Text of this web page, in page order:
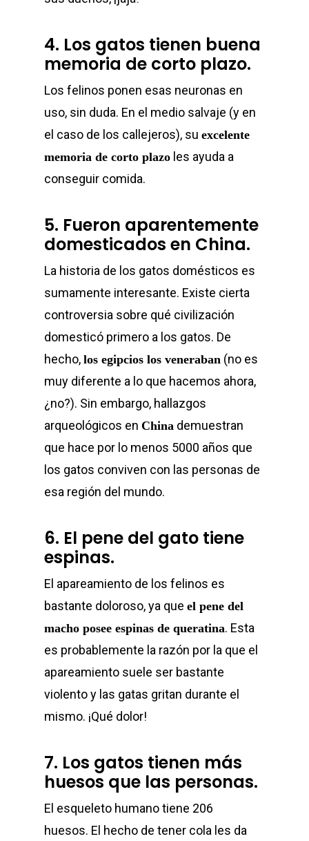
4. Los gatos tienen buena
memoria de corto plazo.
Los felinos ponen esas neuronas en
uso, sin duda. En el medio salvaje (y en
el caso de los callejeros), su excelente
memoria de corto plazo les ayuda a
conseguir comida.
5. Fueron aparentemente
domesticados en China.
La historia de los gatos domésticos es
sumamente interesante. Existe cierta
controversia sobre qué civilización
domesticó primero a los gatos. De
hecho, los egipcios los veneraban (no es
muy diferente a lo que hacemos ahora,
¿no?). Sin embargo, hallazgos
arqueológicos en China demuestran
que hace por lo menos 5000 años que
los gatos conviven con las personas de
esa región del mundo.
6. El pene del gato tiene
espinas.
El apareamiento de los felinos es
bastante doloroso, ya que el pene del
macho posee espinas de queratina. Esta
es probablemente la razón por la que el
apareamiento suele ser bastante
violento y las gatas gritan durante el
mismo. ¡Qué dolor!
7. Los gatos tienen más
huesos que las personas.
El esqueleto humano tiene 206
huesos. El hecho de tener cola les da